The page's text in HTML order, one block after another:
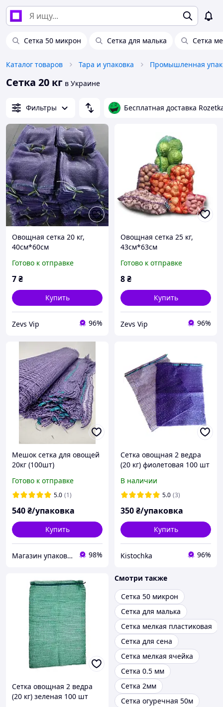
Сетка 50 микрон Сетка для малька Сетка
Каталог товаров Тара и упаковка Промышленная
Сетка 20 кг в Украине
Фильтры Бесплатная доставка
Овощная сетка 20 кг,
40см*60см
Готово к отправке
7₴
Купить
Zevs Vip 96%
Овощная сетка 25 кг,
43см*63см
Готово к отправке
8₴
Купить
Zevs Vip 96%
Мешок сетка для овощей
20кг (100шт)
Готово к отправке
5.0 (1)
540₴/упаковка
Купить
Магазин упаковки "МПМ" 98%
Сетка овощная 2 ведра
(20 кг) фиолетовая 100 шт
В наличии
5.0 (3)
350₴/упаковка
Купить
Kistochka 96%
Сетка овощная 2 ведра
(20 кг) зеленая 100 шт
Смотри также
Сетка 50 микрон
Сетка для малька
Сетка мелкая пластиковая
Сетка для сена
Сетка мелкая ячейка
Сетка 0.5 мм
Сетка 2мм
Сетка огуречная 50м